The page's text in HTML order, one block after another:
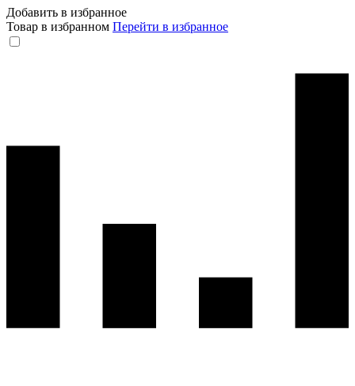
Добавить в избранное
Товар в избранном Перейти в избранное